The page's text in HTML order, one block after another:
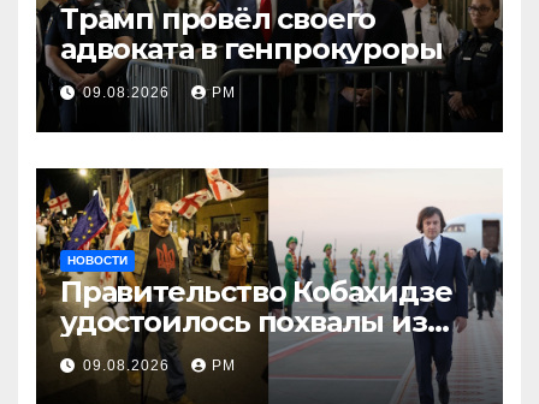
Трамп провёл своего
адвоката в генпрокуроры
09.08.2026 РМ
НОВОСТИ
Правительство Кобахидзе
удостоилось похвалы из
Москвы
09.08.2026 РМ